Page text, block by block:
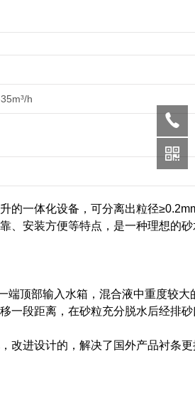
h
的一体化设备，可分离出粒径
、安装方便等特点，是一种理想的
端顶部输入水箱，混合液中重度较大
一段距离，在砂粒充分脱水后经排
改进设计的，解决了国外产品衬条